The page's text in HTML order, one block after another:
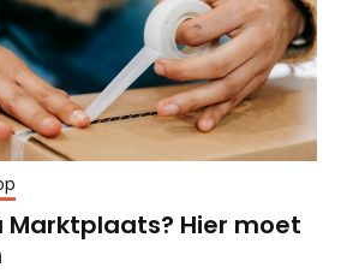
Marktplaats? Hier moet